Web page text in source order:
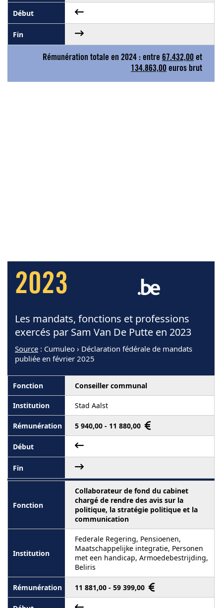
Rémunération totale en 2024 : entre 67.432,00 et
134.863,00 euros brut
2023
Les mandats, fonctions et professions
exercés par Sam Van De Putte en 2023
Source : Cumuleo › Déclaration fédérale de mandats
publiée en février 2025
Conseiller communal
Stad Aalst
5 940,00 - 11 880,00
Collaborateur de fond du cabinet
chargé de rendre des avis sur la
politique, la stratégie politique et la
communication
Federale Regering, Pensioenen,
Maatschappelijke integratie, Personen
met een handicap, Armoedebestrijding,
Beliris
11 881,00 - 59 399,00